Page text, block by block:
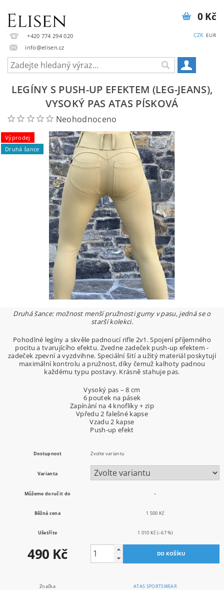
+420 774 294 020
info@elisen.cz
CZK EUR
0 Kč
LEGÍNY S PUSH-UP EFEKTEM (LEG-JEANS),
VYSOKÝ PAS ATAS PÍSKOVÁ
Neohodnoceno
Výprodej
Druhá šance
Druhá šance: možnost menší pružnosti gumy v pasu, jedná se o
starší kolekci.
Pohodlné legíny a skvěle padnoucí rifle 2v1. Spojení příjemného
pocitu a tvarujícího efektu. Zvedne zadeček push-up efektem -
zadeček zpevní a vyzdvihne. Speciální šití a užitý materiál poskytují
maximální kontrolu a pružnost, díky čemuž kalhoty padnou
každému typu postavy. Krásně stahuje pas.
Vysoký pas – 8 cm
6 poutek na pásek
Zapínání na 4 knoflíky + zip
Vpředu 2 falešné kapse
Vzadu 2 kapse
Push-up efekt
Dostupnost Zvolte variantu
Varianta
Můžeme doručit do –
Běžná cena 1 500 Kč
Ušetříte 1 010 Kč (–67 %)
490 Kč
Značka ATAS SPORTSWEAR